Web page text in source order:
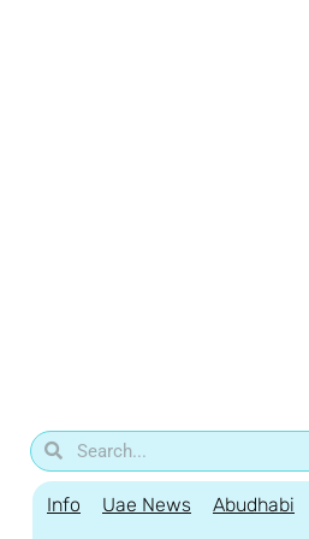
Info Uae News Abudhabi